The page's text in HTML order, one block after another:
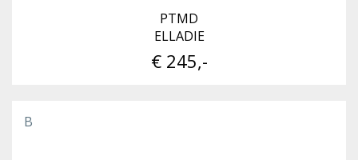
PTMD
ELLADIE
€ 245,-
B